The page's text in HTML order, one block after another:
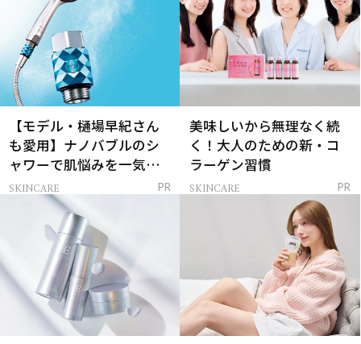
【モデル・樋場早紀さん
も愛用】ナノバブルのシ
ャワーで肌悩みを一気に
解決
SKINCARE PR
美味しいから無理なく続
く！大人のための新・コ
ラーゲン習慣
SKINCARE PR